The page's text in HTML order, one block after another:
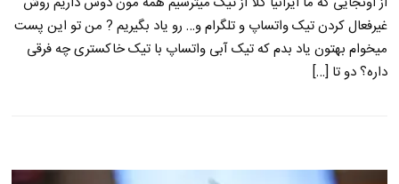
غیرفعال کردن تیک واتساپ و تلگرام و… رو یاد بگیریم ? من تو این پست
میخوام بهتون یاد بدم که تیک آبی واتساپ با تیک خاکستری چه فرقی
داره؟ دو تا […]